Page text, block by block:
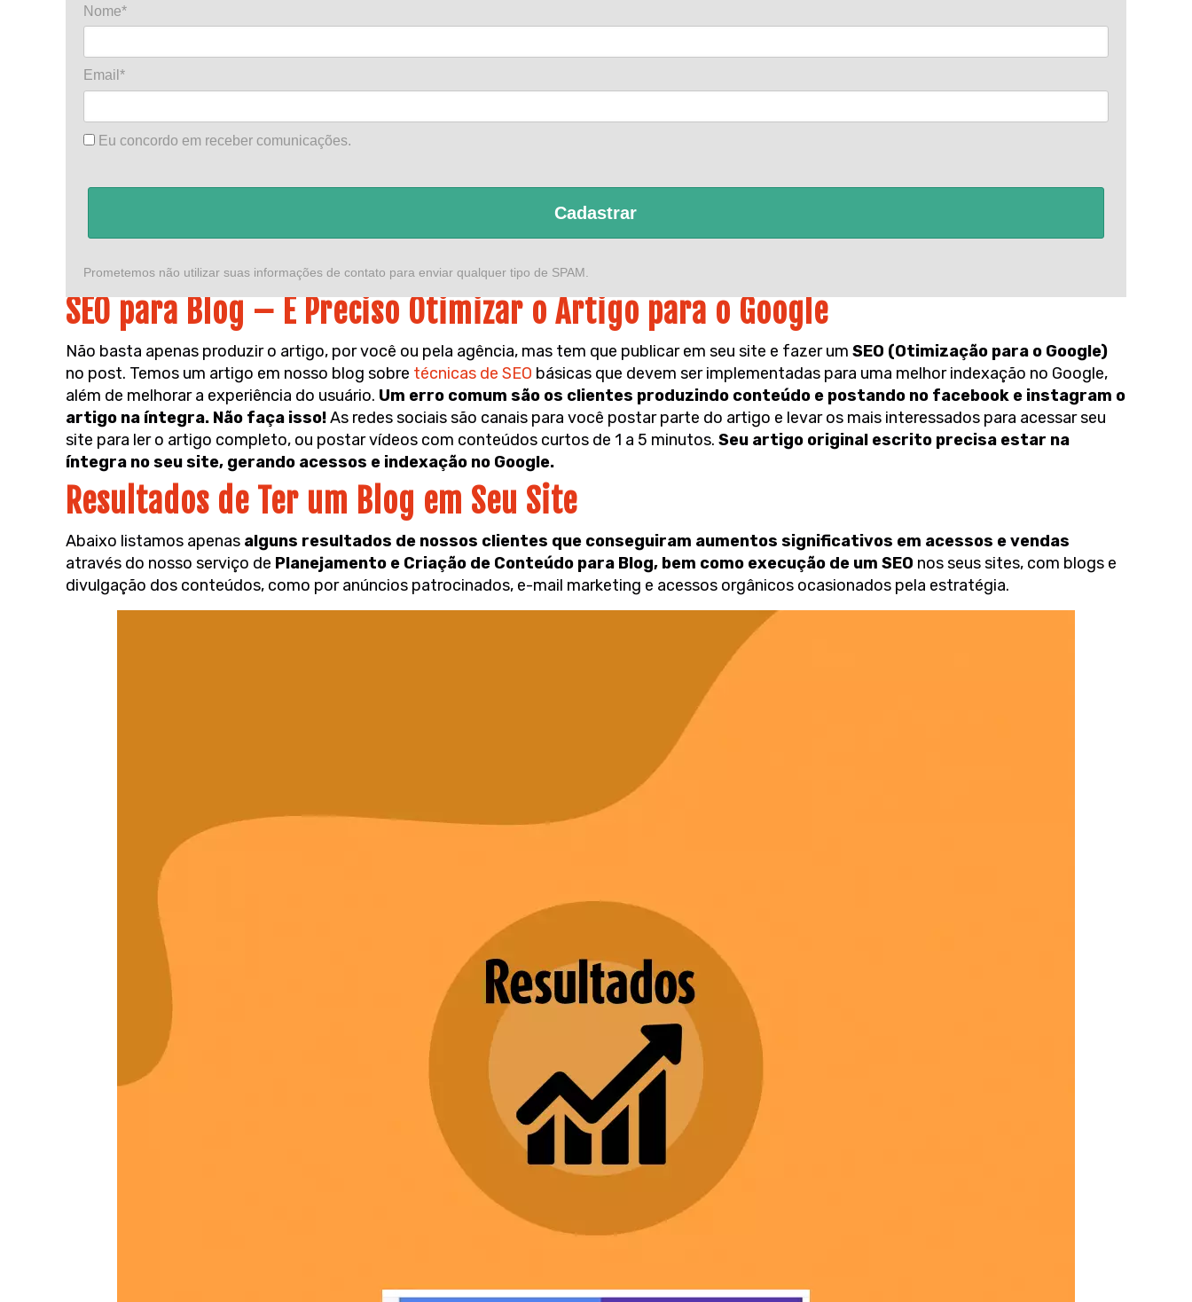
Nome*
Email*
Eu concordo em receber comunicações.
Cadastrar
Prometemos não utilizar suas informações de contato para enviar qualquer tipo de SPAM.
SEO para Blog – É Preciso Otimizar o Artigo para o Google
Não basta apenas produzir o artigo, por você ou pela agência, mas tem que publicar em seu site e fazer umSEO (Otimização para o Google)
no post. Temos um artigo em nosso blog sobre técnicas de SEO básicas que devem ser implementadas para uma melhor indexação no Google,
além de melhorar a experiência do usuário. Um erro comum são os clientes produzindo conteúdo e postando no facebook e instagram o
artigo na íntegra. Não faça isso!As redes sociais são canais para você postar parte do artigo e levar os mais interessados para acessar seu
site para ler o artigo completo, ou postar vídeos com conteúdos curtos de 1 a 5 minutos.Seu artigo original escrito precisa estar na
íntegra no seu site, gerando acessos e indexação no Google.
Resultados de Ter um Blog em Seu Site
Abaixo listamos apenas alguns resultados de nossos clientes que conseguiram aumentos significativos em acessos e vendas
através do nosso serviço de Planejamento e Criação de Conteúdo para Blog, bem como execução de um SEO nos seus sites, com blogs e
divulgação dos conteúdos, como por anúncios patrocinados, e-mail marketing e acessos orgânicos ocasionados pela estratégia.